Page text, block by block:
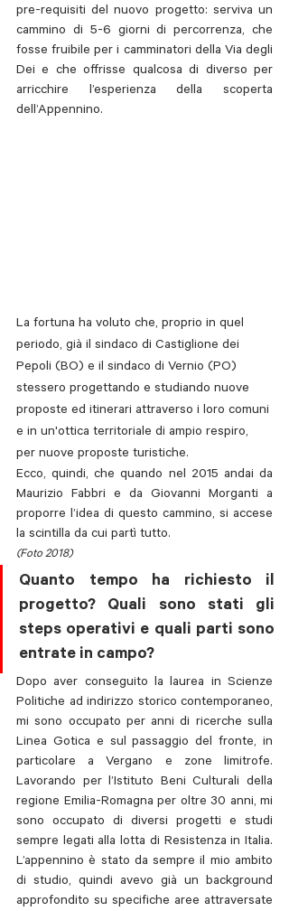
pre-requisiti del nuovo progetto: serviva un
cammino di 5-6 giorni di percorrenza, che
fosse fruibile per i camminatori della Via degli
Dei e che offrisse qualcosa di diverso per
arricchire l’esperienza della scoperta
dell’Appennino.
La fortuna ha voluto che, proprio in quel
periodo, già il sindaco di Castiglione dei
Pepoli (BO) e il sindaco di Vernio (PO)
stessero progettando e studiando nuove
proposte ed itinerari attraverso i loro comuni
e in un'ottica territoriale di ampio respiro,
per nuove proposte turistiche.
Ecco, quindi, che quando nel 2015 andai da
Maurizio Fabbri e da Giovanni Morganti a
proporre l’idea di questo cammino, si accese
la scintilla da cui partì tutto.
(Foto 2018)
Quanto tempo ha richiesto il
progetto? Quali sono stati gli
steps operativi e quali parti sono
entrate in campo?
Dopo aver conseguito la laurea in Scienze
Politiche ad indirizzo storico contemporaneo,
mi sono occupato per anni di ricerche sulla
Linea Gotica e sul passaggio del fronte, in
particolare a Vergano e zone limitrofe.
Lavorando per l’Istituto Beni Culturali della
regione Emilia-Romagna per oltre 30 anni, mi
sono occupato di diversi progetti e studi
sempre legati alla lotta di Resistenza in Italia.
L’appennino è stato da sempre il mio ambito
di studio, quindi avevo già un background
approfondito su specifiche aree attraversate